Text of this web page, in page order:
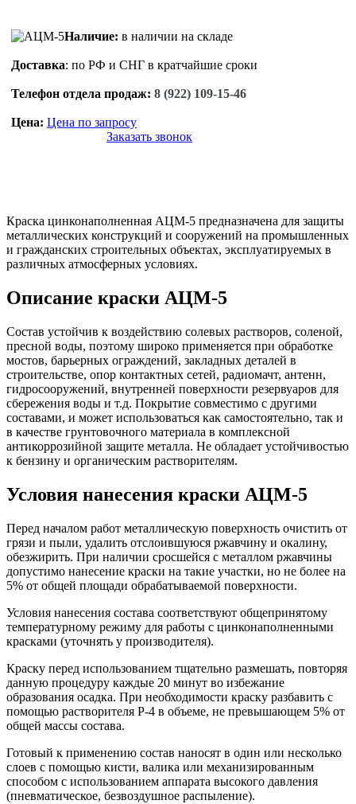
Наличие: в наличии на складе
Доставка: по РФ и СНГ в кратчайшие сроки
Телефон отдела продаж: 8 (922) 109-15-46
Цена: Цена по запросу
Заказать звонок
Краска цинконаполненная АЦМ-5 предназначена для защиты
металлических конструкций и сооружений на промышленных
и гражданских строительных объектах, эксплуатируемых в
различных атмосферных условиях.
Описание краски АЦМ-5
Состав устойчив к воздействию солевых растворов, соленой,
пресной воды, поэтому широко применяется при обработке
мостов, барьерных ограждений, закладных деталей в
строительстве, опор контактных сетей, радиомачт, антенн,
гидросооружений, внутренней поверхности резервуаров для
сбережения воды и т.д. Покрытие совместимо с другими
составами, и может использоваться как самостоятельно, так и
в качестве грунтовочного материала в комплексной
антикоррозийной защите металла. Не обладает устойчивостью
к бензину и органическим растворителям.
Условия нанесения краски АЦМ-5
Перед началом работ металлическую поверхность очистить от
грязи и пыли, удалить отслоившуюся ржавчину и окалину,
обезжирить. При наличии сросшейся с металлом ржавчины
допустимо нанесение краски на такие участки, но не более на
5% от общей площади обрабатываемой поверхности.
Условия нанесения состава соответствуют общепринятому
температурному режиму для работы с цинконаполненными
красками (уточнять у производителя).
Краску перед использованием тщательно размешать, повторяя
данную процедуру каждые 20 минут во избежание
образования осадка. При необходимости краску разбавить с
помощью растворителя Р-4 в объеме, не превышающем 5% от
общей массы состава.
Готовый к применению состав наносят в один или несколько
слоев с помощью кисти, валика или механизированным
способом с использованием аппарата высокого давления
(пневматическое, безвоздушное распыление).